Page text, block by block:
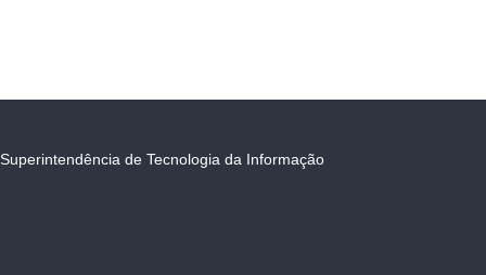
Superintendência de Tecnologia da Informação